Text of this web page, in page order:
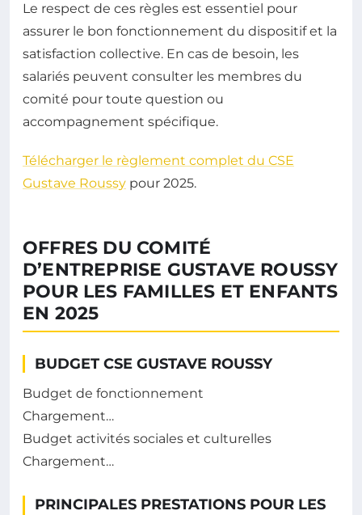
Le respect de ces règles est essentiel pour
assurer le bon fonctionnement du dispositif et la
satisfaction collective. En cas de besoin, les
salariés peuvent consulter les membres du
comité pour toute question ou
accompagnement spécifique.
Télécharger le règlement complet du CSE
Gustave Roussy pour 2025.
OFFRES DU COMITÉ
D’ENTREPRISE GUSTAVE ROUSSY
POUR LES FAMILLES ET ENFANTS
EN 2025
BUDGET CSE GUSTAVE ROUSSY
Budget de fonctionnement
Chargement…
Budget activités sociales et culturelles
Chargement…
PRINCIPALES PRESTATIONS POUR LES